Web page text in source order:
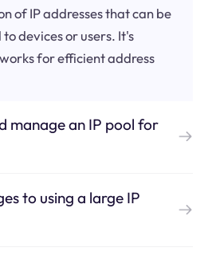
of IP addresses that can be
devices or users. It's
for efficient address
manage an IP pool for
to using a large IP